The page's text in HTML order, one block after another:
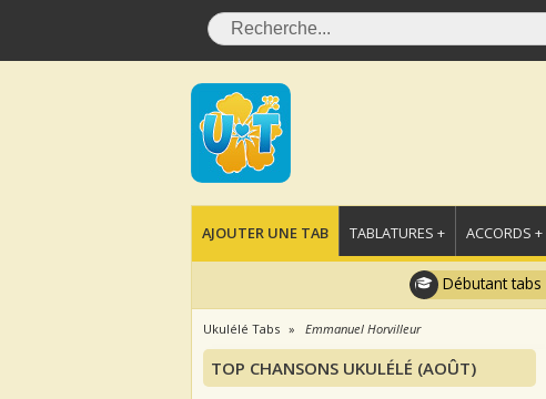
AJOUTER UNE TAB TABLATURES + ACCORDS +
Débutant tabs
Ukulélé Tabs Emmanuel Horvilleur
TOP CHANSONS UKULÉLÉ (AOÛT)